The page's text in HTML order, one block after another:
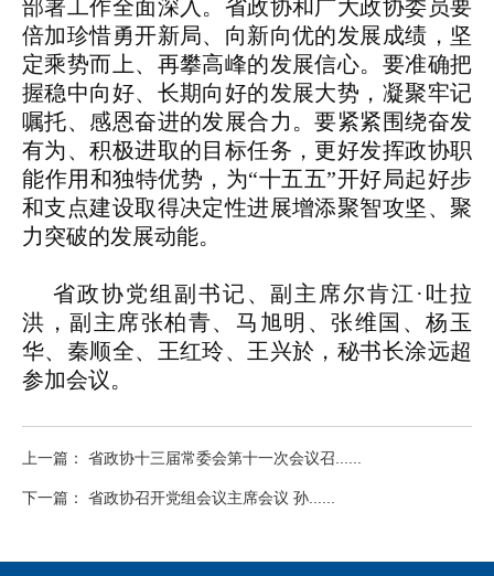
部署工作全面深入。省政协和广大政协委员要
倍加珍惜勇开新局、向新向优的发展成绩，坚
定乘势而上、再攀高峰的发展信心。要准确把
握稳中向好、长期向好的发展大势，凝聚牢记
嘱托、感恩奋进的发展合力。要紧紧围绕奋发
有为、积极进取的目标任务，更好发挥政协职
能作用和独特优势，为“十五五”开好局起好步
和支点建设取得决定性进展增添聚智攻坚、聚
力突破的发展动能。
省政协党组副书记、副主席尔肯江·吐拉
洪，副主席张柏青、马旭明、张维国、杨玉
华、秦顺全、王红玲、王兴於，秘书长涂远超
参加会议。
上一篇： 省政协十三届常委会第十一次会议召......
下一篇： 省政协召开党组会议主席会议 孙......